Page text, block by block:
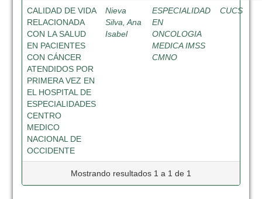
CALIDAD DE VIDA
RELACIONADA
CON LA SALUD
EN PACIENTES
CON CÁNCER
ATENDIDOS POR
PRIMERA VEZ EN
EL HOSPITAL DE
ESPECIALIDADES
CENTRO
MEDICO
NACIONAL DE
OCCIDENTE
Nieva
Silva, Ana
Isabel
ESPECIALIDAD
EN
ONCOLOGIA
MEDICA IMSS
CMNO
CUCS
Mostrando resultados 1 a 1 de 1